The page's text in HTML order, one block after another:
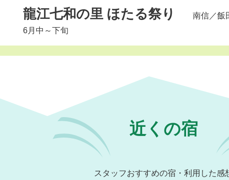
龍江七和の里 ほたる祭り 南信 ／飯
6月中～下旬
近くの宿
スタッフおすすめの宿・利用した感